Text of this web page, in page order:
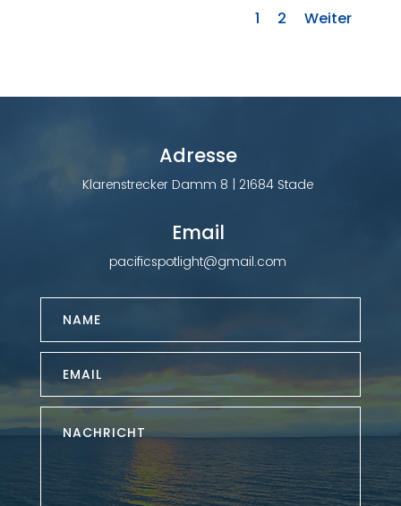
1 2 Weiter
Adresse
Klarenstrecker Damm 8 | 21684 Stade
Email
pacificspotlight@gmail.com